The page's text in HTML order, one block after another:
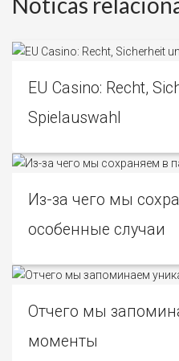
EU Casino: Recht,
Spielauswahl
Из-за чего мы
особенные случаи
Отчего мы
моменты